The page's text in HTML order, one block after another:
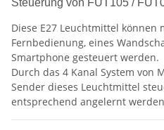
Steuerung von FUT105 /
Diese E27 Leuchtmittel können
Fernbedienung, eines
Smartphone gesteuert werden.
Durch das 4 Kanal System von
Sender dieses Leuchtmittel
entsprechend angelernt